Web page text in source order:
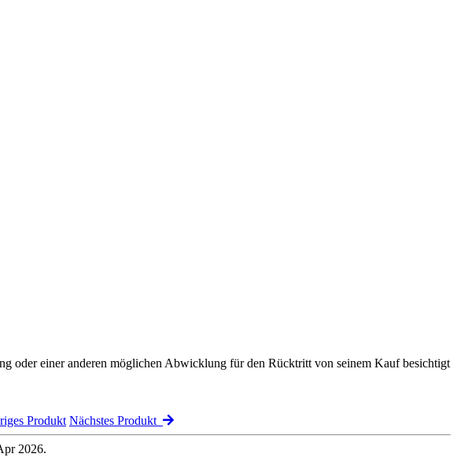
oder einer anderen möglichen Abwicklung für den Rücktritt von seinem Kauf besichtigt
Produkt Nächstes Produkt
2026.